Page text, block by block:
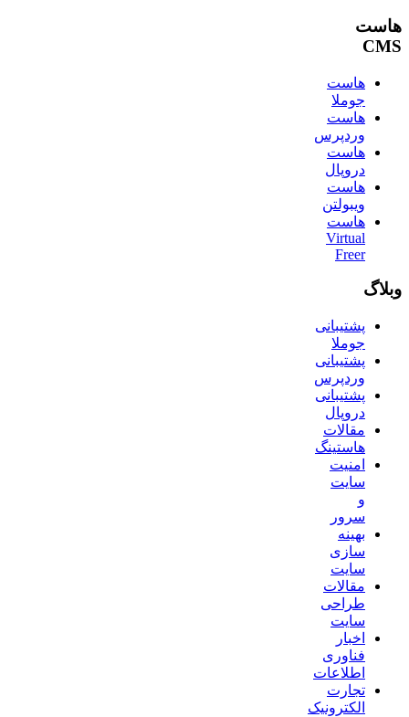
هاست
CMS
هاست
جوملا
هاست
وردپرس
هاست
دروپال
هاست
ویبولتن
هاست
Virtual
Freer
وبلاگ
پشتیبانی
جوملا
پشتیبانی
وردپرس
پشتیبانی
دروپال
مقالات
هاستینگ
امنیت
سایت
و
سرور
بهینه
سازی
سایت
مقالات
طراحی
سایت
اخبار
فناوری
اطلاعات
تجارت
الکترونیک